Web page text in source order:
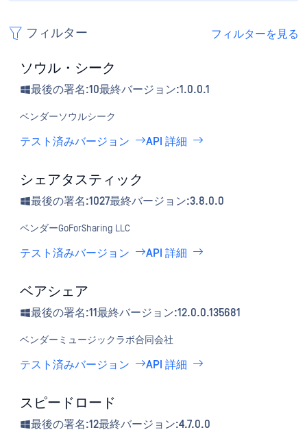
フィルター フィルターを見る
ソウル・シーク
最後の署名:10最終バージョン:1.0.0.1
ベンダーソウルシーク
テスト済みバージョン API 詳細
シェアタスティック
最後の署名:1027最終バージョン:3.8.0.0
ベンダーGoForSharing LLC
テスト済みバージョン API 詳細
ベアシェア
最後の署名:11最終バージョン:12.0.0.135681
ベンダー ミュージックラボ合同会社
テスト済みバージョン API 詳細
スピードロード
最後の署名:12最終バージョン:4.7.0.0